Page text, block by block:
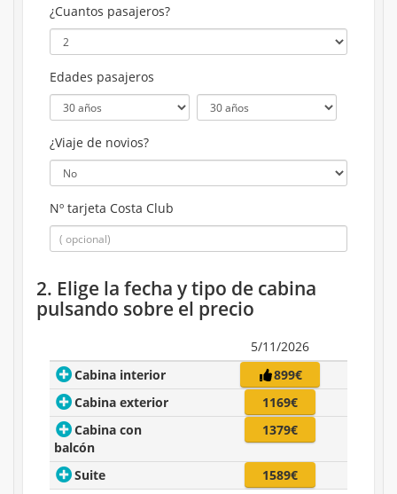
¿Cuantos pasajeros?
Edades pasajeros
¿Viaje de novios?
Nº tarjeta Costa Club
2. Elige la fecha y tipo de cabina
pulsando sobre el precio
5/11/2026
Cabina interior
899€
Cabina exterior
1169€
Cabina con
balcón
1379€
Suite 1589€